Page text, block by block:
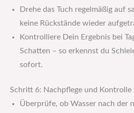
Drehe das Tuch regelmäßig auf
keine Rückstände wieder
Kontrolliere Dein Ergebnis bei
Schatten – so erkennst du
sofort.
Schritt 6: Nachpflege und Kontrolle
Überprüfe, ob Wasser nach der